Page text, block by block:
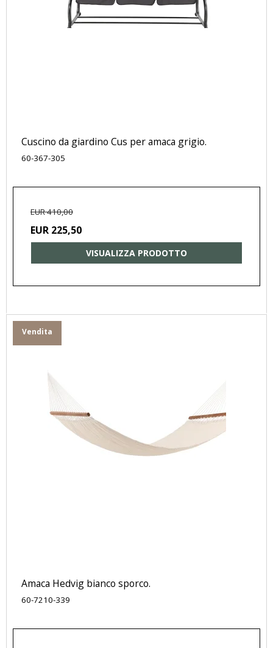
Cuscino da giardino Cus per amaca grigio.
60-367-305
EUR 410,00
EUR 225,50
VISUALIZZA PRODOTTO
Vendita
Amaca Hedvig bianco sporco.
60-7210-339